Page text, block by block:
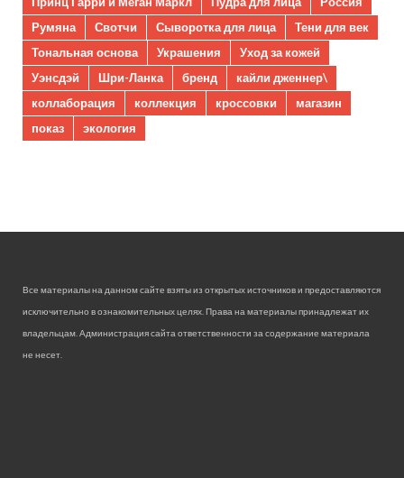
Румяна
Свотчи Сыворотка для лица
Тени для век
Тональная основа
Украшения
Уход за кожей
Уэнсдэй
Шри-Ланка бренд
кайли дженнер\
коллаборация
коллекция кроссовки
магазин
показ
экология
Все материалы на данном сайте взяты из открытых источников и предоставляются
исключительно в ознакомительных целях. Права на материалы принадлежат их
владельцам. Администрация сайта ответственности за содержание материала
не несет.